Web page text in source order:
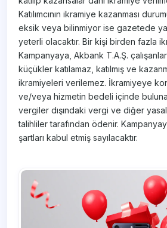
Katılımcının ikramiye kazanması
eksik veya bilinmiyor ise gazetede
yeterli olacaktır. Bir kişi birden fazla
Kampanyaya, Akbank T.A.Ş.
küçükler katılamaz, katılmış ve
ikramiyeleri verilemez. İkramiyeye
ve/veya hizmetin bedeli içinde
vergiler dışındaki vergi ve diğer
talihliler tarafından ödenir.
şartları kabul etmiş sayılacaktır. ​